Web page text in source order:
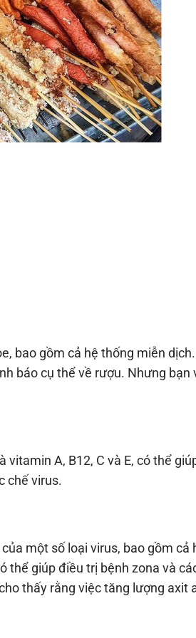
bao gồm cả hệ thống miễn
báo cụ thể về rượu. Nhưng bạn
A, B12, C và E, có thể
chế virus.
một số loại virus, bao gồm cả
thể giúp điều trị bệnh zona và
thấy rằng việc tăng lượng axit